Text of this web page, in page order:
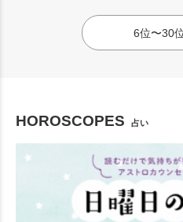
6位〜30
HOROSCOPES 占い